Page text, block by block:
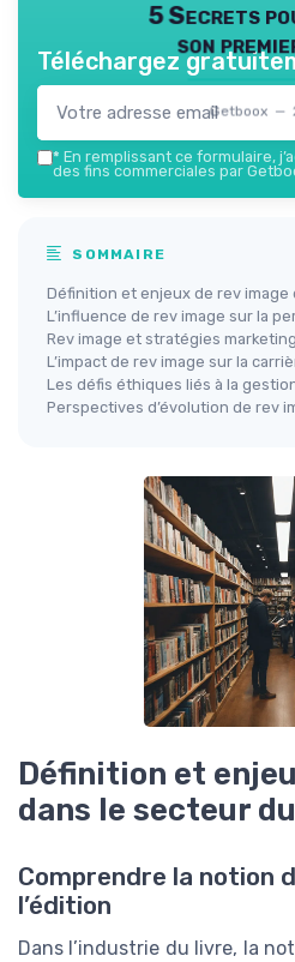
5 Secrets
son
Getboox —
Téléchargez
* En remplissant ce formulaire,
des fins commerciales par
SOMMAIRE
Définition et enjeux de rev image
L’influence de rev image sur la
Rev image et stratégies
L’impact de rev image sur la
Les défis éthiques liés à la
Perspectives d’évolution de rev
Définition et
dans le secteur
Comprendre la notion
l’édition
Dans l’industrie du livre, la